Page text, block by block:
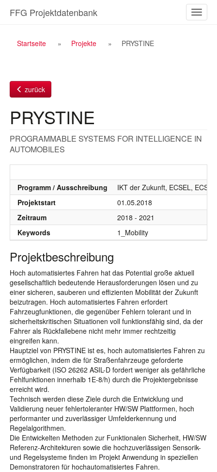
Inhalt
ein-/
FFG Projektdatenbank
Breadcrumb
Startseite Projekte PRYSTINE
zurück
PRYSTINE
PROGRAMMABLE SYSTEMS FOR INTELLIGENCE IN
AUTOMOBILES
Programm / Ausschreibung
IKT der Zukunft, ECSEL,
Projektstart
01.05.2018
Zeitraum
2018 - 2021
Keywords
1_Mobility
Projektbeschreibung
Hoch automatisiertes Fahren hat das Potential große aktuell
gesellschaftlich bedeutende Herausforderungen lösen und zu
einer sicheren, sauberen und effizienten Mobilität der Zukunft
beizutragen. Hoch automatisiertes Fahren erfordert
Fahrzeugfunktionen, die gegenüber Fehlern tolerant und in
sicherheitskritischen Situationen voll funktionsfähig sind, da der
Fahrer als Rückfallebene nicht mehr immer rechtzeitig
eingreifen kann.
Hauptziel von PRYSTINE ist es, hoch automatisiertes Fahren zu
ermöglichen, indem die für Straßenfahrzeuge geforderte
Verfügbarkeit (ISO 26262 ASIL-D fordert weniger als gefährliche
Fehlfunktionen innerhalb 1E-8/h) durch die Projektergebnisse
erreicht wird.
Technisch werden diese Ziele durch die Entwicklung und
Validierung neuer fehlertoleranter HW/SW Plattformen, hoch
performanter und zuverlässiger Umfelderkennung und
Regelalgorithmen.
Die Entwickelten Methoden zur Funktionalen Sicherheit, HW/SW
Referenz-Architekturen sowie die hochzuverlässigen Sensorik-
und Regelsysteme finden im Projekt Anwendung in speziellen
Demonstratoren für hochautomatisiertes Fahren.